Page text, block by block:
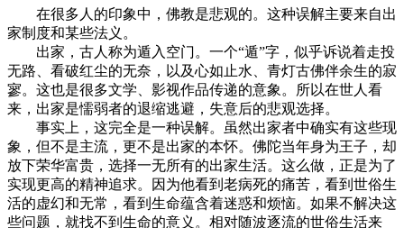
在很多人的印象中，佛教是悲观的。这种误解主要来自出
家制度和某些法义。
出家，古人称为遁入空门。一个“遁”字，似乎诉说着走投
无路、看破红尘的无奈，以及心如止水、青灯古佛伴余生的寂
寥。这也是很多文学、影视作品传递的意象。所以在世人看
来，出家是懦弱者的退缩逃避，失意后的悲观选择。
事实上，这完全是一种误解。虽然出家者中确实有这些现
象，但不是主流，更不是出家的本怀。佛陀当年身为王子，却
放下荣华富贵，选择一无所有的出家生活。这么做，正是为了
实现更高的精神追求。因为他看到老病死的痛苦，看到世俗生
活的虚幻和无常，看到生命蕴含着迷惑和烦恼。如果不解决这
些问题，就找不到生命的意义。相对随波逐流的世俗生活来